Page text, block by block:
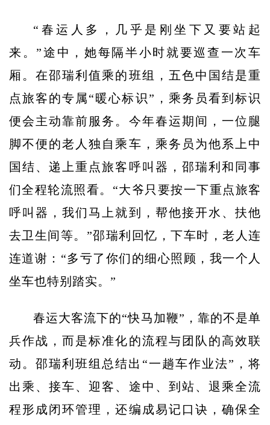
“春运人多，几乎是刚坐下又要站起
来。”途中，她每隔半小时就要巡查一次车
厢。在邵瑞利值乘的班组，五色中国结是重
点旅客的专属“暖心标识”，乘务员看到标识
便会主动靠前服务。今年春运期间，一位腿
脚不便的老人独自乘车，乘务员为他系上中
国结、递上重点旅客呼叫器，邵瑞利和同事
们全程轮流照看。“大爷只要按一下重点旅客
呼叫器，我们马上就到，帮他接开水、扶他
去卫生间等。”邵瑞利回忆，下车时，老人连
连道谢：“多亏了你们的细心照顾，我一个人
坐车也特别踏实。”
春运大客流下的“快马加鞭”，靠的不是单
兵作战，而是标准化的流程与团队的高效联
动。邵瑞利班组总结出“一趟车作业法”，将
出乘、接车、迎客、途中、到站、退乘全流
程形成闭环管理，还编成易记口诀，确保全